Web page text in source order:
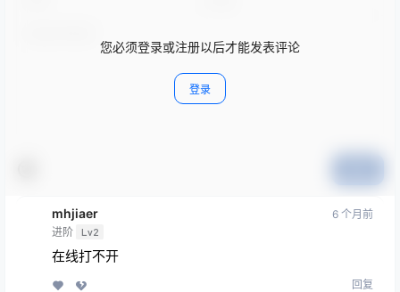
您必须登录或注册以后才能发表评论
登录
mhjiaer
进阶 Lv2
6 个月前
在线打不开
回复